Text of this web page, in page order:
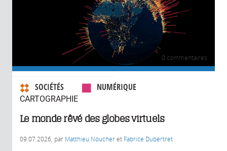
SOCIÉTÉS NUMÉRIQUE
CARTOGRAPHIE
0 commentaires
Le monde rêvé des globes virtuels
09.07.2026 , par Matthieu Noucheret Fabrice Dubertret